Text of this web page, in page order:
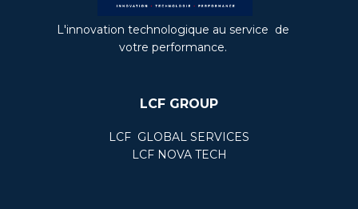
L'innovation technologique au service de
votre performance.
LCF GROUP
LCF ​ GLOBAL SERVICES
LCF NOVA TECH